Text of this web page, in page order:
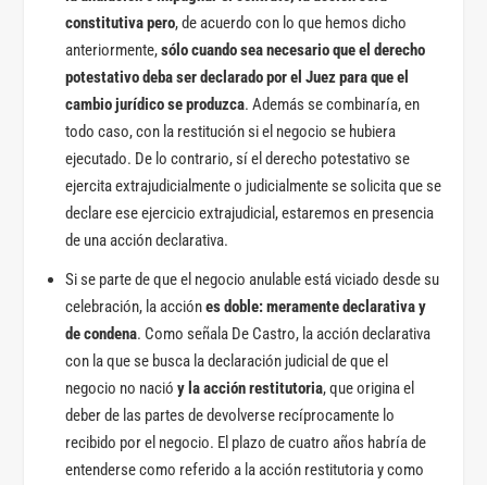
constitutiva pero, de acuerdo con lo que hemos dicho
anteriormente,sólo cuando sea necesario que el derecho
potestativo deba ser declarado por el Juez para que el
cambio jurídico se produzca. Además se combinaría, en
todo caso, con la restitución si el negocio se hubiera
ejecutado. De lo contrario, sí el derecho potestativo se
ejercita extrajudicialmente o judicialmente se solicita que se
declare ese ejercicio extrajudicial, estaremos en presencia
de una acción declarativa.
Si se parte de que el negocio anulable está viciado desde su
celebración, la acciónes doble: meramente declarativa y
de condena. Como señala De Castro, la acción declarativa
con la que se busca la declaración judicial de que el
negocio no nació y la acción restitutoria, que origina el
deber de las partes de devolverse recíprocamente lo
recibido por el negocio. El plazo de cuatro años habría de
entenderse como referido a la acción restitutoria y como